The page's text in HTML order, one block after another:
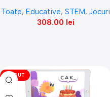
Toate, Educative, STEM, Jocuri
308.00 lei
VÎNDUT